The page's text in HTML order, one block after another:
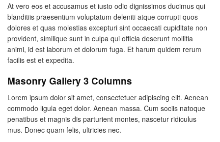
At vero eos et accusamus et iusto odio dignissimos ducimus qui
blanditiis praesentium voluptatum deleniti atque corrupti quos
dolores et quas molestias excepturi sint occaecati cupiditate non
provident, similique sunt in culpa qui officia deserunt mollitia
animi, id est laborum et dolorum fuga. Et harum quidem rerum
facilis est et expedita.
Masonry Gallery 3 Columns
Lorem ipsum dolor sit amet, consectetuer adipiscing elit. Aenean
commodo ligula eget dolor. Aenean massa. Cum sociis natoque
penatibus et magnis dis parturient montes, nascetur ridiculus
mus. Donec quam felis, ultricies nec.